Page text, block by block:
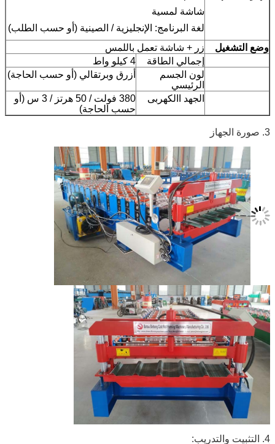
شاشة لمسية
لغة البرنامج: الإنجليزية / الصينية (أو حسب الطلب)
زر + شاشة تعمل باللمس
إجمالي الطاقة
4 كيلو واط
لون الجسم
أزرق وبرتقالي (أو حسب الحاجة)
الجهد االكهربى
380 فولت / 50 هرتز / 3 س (أو
حسب الحاجة)